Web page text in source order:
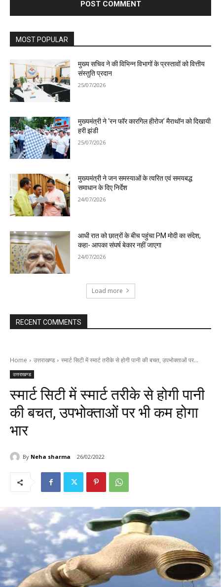
MOST POPULAR
मुख्य सचिव ने की विभिन्न विभागों के प्रस्तावों को वित्तीय
संस्तुति प्रदान
25/07/2026
मुख्यमंत्री ने ‘रन फॉर कारगिल हीरोज’ मैराथॉन को दिखायी
हरी झंडी
25/07/2026
मुख्यमंत्री ने जन समस्याओं के त्वरित एवं समयबद्ध
समाधान के दिए निर्देश
24/07/2026
आधी रात को छात्रों के बीच पहुंचा PM मोदी का संदेश,
कहा- आपका संघर्ष बेकार नहीं जाएगा
24/07/2026
Load more
RECENT COMMENTS